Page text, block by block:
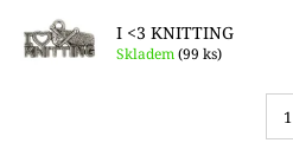
I <3 KNITTING
Skladem(99 ks)